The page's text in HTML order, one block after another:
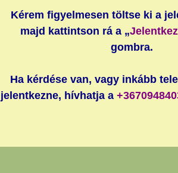
Kérem figyelmesen töltse ki a
majd kattintson rá a „
gombra.
Ha kérdése van, vagy inkább
jelentkezne, hívhatja a